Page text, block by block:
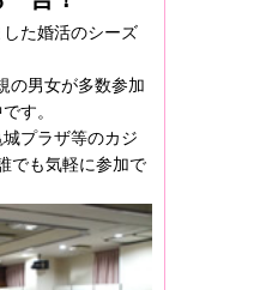
た婚活のシーズ
の男女が多数参加
す。
プラザ等のカジ
でも気軽に参加で